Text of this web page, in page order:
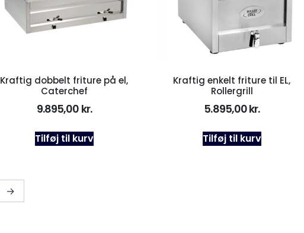
Kraftig dobbelt friture på el,
Caterchef
9.895,00 kr.
Tilføj til kurv
Kraftig enkelt friture til EL,
Rollergrill
5.895,00kr.
Tilføj til kurv
→